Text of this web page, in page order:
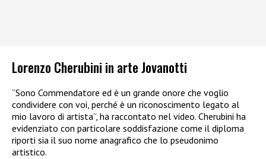
Lorenzo Cherubini in arte Jovanotti
“Sono Commendatore ed è un grande onore che voglio
condividere con voi, perché è un riconoscimento legato al
mio lavoro di artista”, ha raccontato nel video. Cherubini ha
evidenziato con particolare soddisfazione come il diploma
riporti sia il suo nome anagrafico che lo pseudonimo
artistico.